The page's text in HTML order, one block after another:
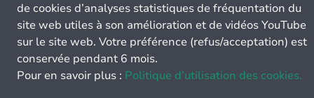
de cookies d’analyses statistiques de fréquentation du
site web utiles à son amélioration et de vidéos YouTube
sur le site web. Votre préférence (refus/acceptation) est
conservée pendant 6 mois.
Pour en savoir plus : Politique d’utilisation des cookies.